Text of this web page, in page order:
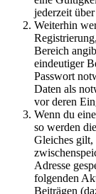
jederzeit
Weiterhin
Bereich
eindeutiger
Passwort
Daten als
vor deren
Wenn du
so werden
Gleiches
Adresse
folgenden
Beiträgen